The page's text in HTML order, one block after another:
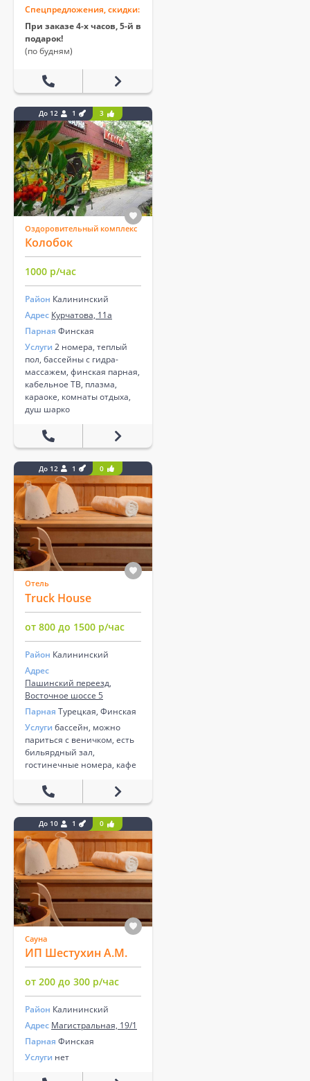
Спецпредложения, скидки:
При заказе 4-х часов, 5-й в
подарок!
(по будням)
До 12 1 3
Оздоровительный комплекс
Колобок
1000 р/час
Район Калининский
Адрес Курчатова, 11а
Парная Финская
Услуги 2 номера, теплый
пол, бассейны с гидра-
массажем, финская парная,
кабельное ТВ, плазма,
караоке, комнаты отдыха,
душ шарко
До 12 1 0
Отель
Truck House
от 800 до 1500 р/час
Район Калининский
Адрес
Пашинский переезд,
Восточное шоссе 5
Парная Турецкая, Финская
Услуги бассейн, можно
париться с веничком, есть
бильярдный зал,
гостинечные номера, кафе
До 10 1 0
Сауна
ИП Шестухин А.М.
от 200 до 300 р/час
Район Калининский
Адрес Магистральная, 19/1
Парная Финская
Услуги нет